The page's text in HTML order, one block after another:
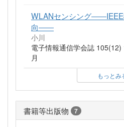
WLANセンシング
向――
小川
電子情報通信学会誌
月
もっとみ
書籍等出版物 7